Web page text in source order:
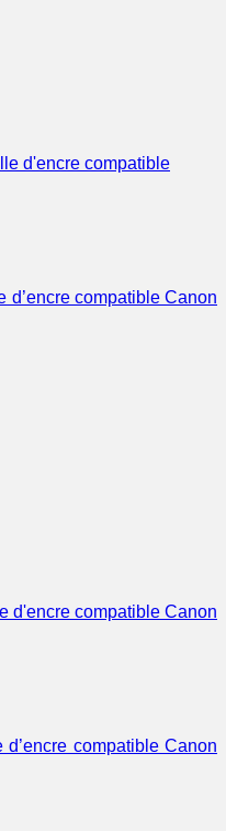
d’encre compatible Canon
compatible Canon